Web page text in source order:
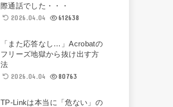
際通話でした・・・
2026.04.04
612638
「また応答なし…」Acrobatの
フリーズ地獄から抜け出す方
法
2026.04.04
80763
TP-Linkは本当に「危ない」の